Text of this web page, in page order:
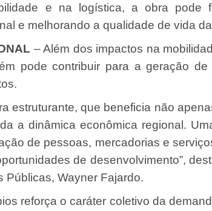
e na logística, a obra pode
e melhorando a qualidade de vida
– Além dos impactos na
pode contribuir para a geração
estruturante, que beneficia não
a dinâmica econômica regional.
de pessoas, mercadorias e
de desenvolvimento”,
Públicas, Wayner Fajardo.
reforça o caráter coletivo da